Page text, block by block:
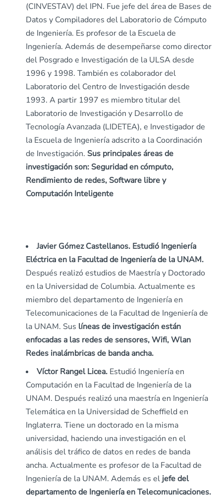
(CINVESTAV) del IPN. Fue jefe del área de Bases de
Datos y Compiladores del Laboratorio de Cómputo
de Ingeniería. Es profesor de la Escuela de
Ingeniería. Además de desempeñarse como director
del Posgrado e Investigación de la ULSA desde
1996 y 1998. También es colaborador del
Laboratorio del Centro de Investigación desde
1993. A partir 1997 es miembro titular del
Laboratorio de Investigación y Desarrollo de
Tecnología Avanzada (LIDETEA), e Investigador de
la Escuela de Ingeniería adscrito a la Coordinación
de Investigación. Sus principales áreas de
investigación son: Seguridad en cómputo,
Rendimiento de redes, Software libre y
Computación Inteligente
Javier Gómez Castellanos. Estudió Ingeniería
Eléctrica en la Facultad de Ingeniería de la UNAM.
Después realizó estudios de Maestría y Doctorado
en la Universidad de Columbia. Actualmente es
miembro del departamento de Ingeniería en
Telecomunicaciones de la Facultad de Ingeniería de
la UNAM. Sus líneas de investigación están
enfocadas a las redes de sensores, Wifi, Wlan
Redes inalámbricas de banda ancha.
Víctor Rangel Licea. Estudió Ingeniería en
Computación en la Facultad de Ingeniería de la
UNAM. Después realizó una maestría en Ingeniería
Telemática en la Universidad de Scheffield en
Inglaterra. Tiene un doctorado en la misma
universidad, haciendo una investigación en el
análisis del tráfico de datos en redes de banda
ancha. Actualmente es profesor de la Facultad de
Ingeniería de la UNAM. Además es el jefe del
departamento de Ingeniería en Telecomunicaciones.